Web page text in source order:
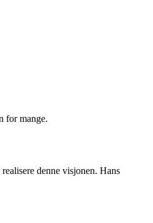
for mange.
denne visjonen. Hans